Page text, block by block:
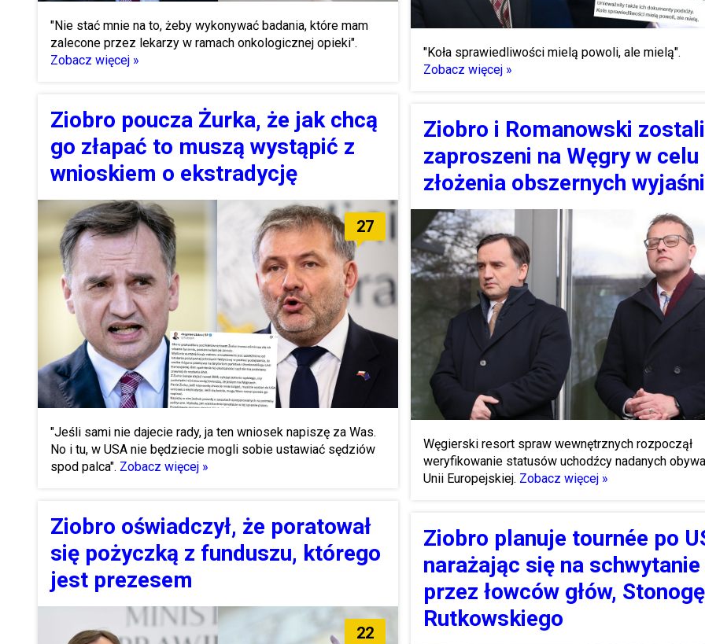
"Nie stać mnie na to, żeby wykonywać badania, które mam
zalecone przez lekarzy w ramach onkologicznej opieki".
Zobacz więcej »
Ziobro poucza Żurka, że jak chcą
go złapać to muszą wystąpić z
wnioskiem o ekstradycję
27
"Jeśli sami nie dajecie rady, ja ten wniosek napiszę za Was.
No i tu, w USA nie będziecie mogli sobie ustawiać sędziów
spod palca". Zobacz więcej »
Ziobro oświadczył, że poratował
się pożyczką z funduszu, którego
jest prezesem
22
"Koła sprawiedliwości mielą powoli, ale mielą".
Zobacz więcej »
Ziobro i Romanowski zostali
zaproszeni na Węgry w celu
złożenia obszernych
Węgierski resort spraw wewnętrznych rozpoczął
weryfikowanie statusów uchodźcy nadanych
Unii Europejskiej. Zobacz więcej »
Ziobro planuje tournée po
narażając się na schwytanie
przez łowców głów,
Rutkowskiego